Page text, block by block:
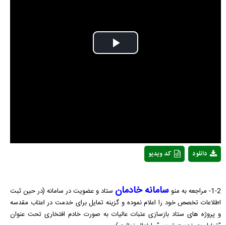
Play
کد ویدیو دانلود
1-2- مراجعه به منو سامانه خادمان ستاد و عضویت در سامانه (در حین ثبت
اطلاعات تخصص خود را اعلام نموده و گزینه تمایل برای خدمت در اعتاب مقدسه
و پروژه های ستاد بازسازی عتبات عالیات به صورت خادم افتخاری تحت عنوان